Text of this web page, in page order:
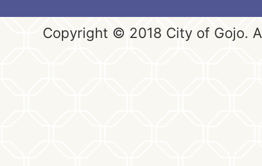
Copyright © 2018 City of Gojo.